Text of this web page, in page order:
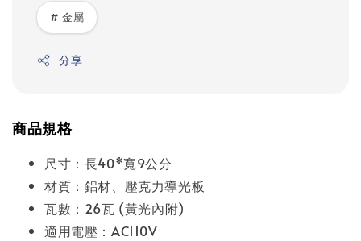
# 金屬
分享
商品規格
尺寸：長40*寬9公分
材質：鋁材、壓克力導光板
瓦數：26瓦 (黃光內附)
適用電壓：AC110V